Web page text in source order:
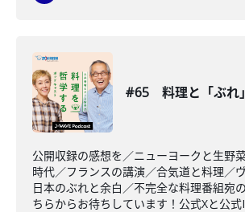
#65 料理と「ぶれ」
公開収録の感想を／ニューヨークと生野
時代／フランスの講演／合気道と料理／
日本のぶれと余白／不完全な料理番組宛
ちらからお待ちしています！公式Xと公式